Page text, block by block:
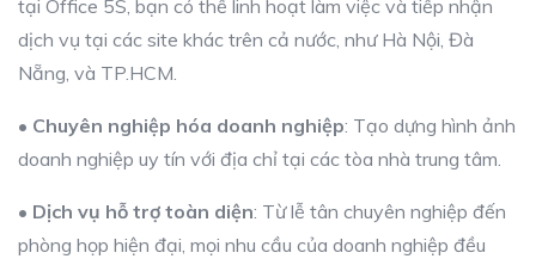
tại Office 5S, bạn có thể linh hoạt làm việc và tiếp nhận
dịch vụ tại các site khác trên cả nước, như Hà Nội, Đà
Nẵng, và TP.HCM.
• Chuyên nghiệp hóa doanh nghiệp: Tạo dựng hình ảnh
doanh nghiệp uy tín với địa chỉ tại các tòa nhà trung tâm.
• Dịch vụ hỗ trợ toàn diện: Từ lễ tân chuyên nghiệp đến
phòng họp hiện đại, mọi nhu cầu của doanh nghiệp đều